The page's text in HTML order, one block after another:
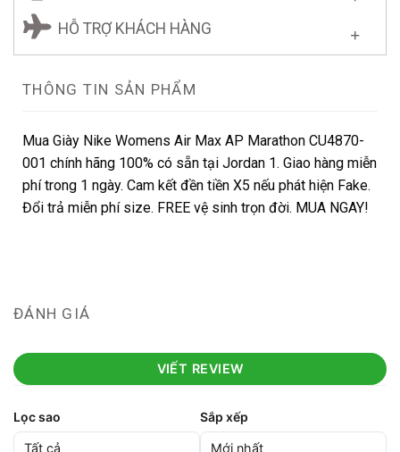
HỖ TRỢ KHÁCH HÀNG
THÔNG TIN SẢN PHẨM
Mua Giày Nike Womens Air Max AP Marathon CU4870-
001 chính hãng 100% có sẵn tại Jordan 1. Giao hàng miễn
phí trong 1 ngày. Cam kết đền tiền X5 nếu phát hiện Fake.
Đổi trả miễn phí size. FREE vệ sinh trọn đời. MUA NGAY!
ĐÁNH GIÁ
VIẾT REVIEW
Lọc sao Sắp xếp